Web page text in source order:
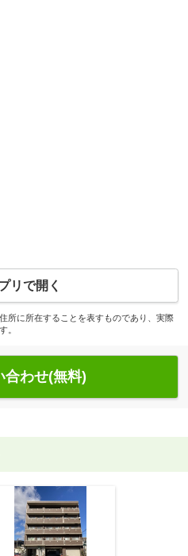
リで開く
所に所在することを表すものであり、実際
。
合わせ(無料)